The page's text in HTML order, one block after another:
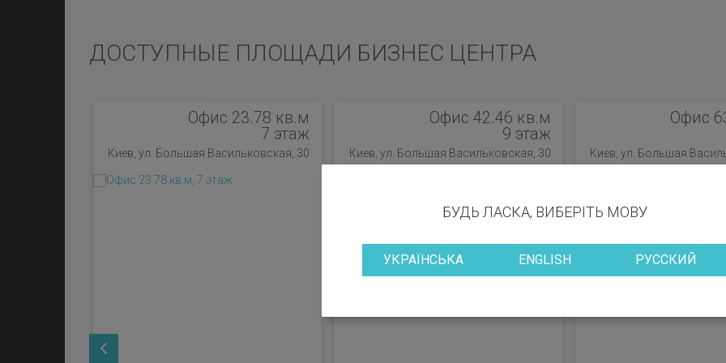
ДОСТУПНЫЕ ПЛОЩАДИ БИЗНЕС ЦЕНТРА
Офис 23.78 кв.м
7 этаж
Киев, ул. Большая Васильковская, 30
Офис 42.46 кв.м
9 этаж
Киев, ул. Большая Васильковская, 30
Офис
Киев, ул. Большая
БУДЬ ЛАСКА, ВИБЕРІТЬ МОВУ
УКРАЇНСЬКА ENGLISH РУССКИЙ